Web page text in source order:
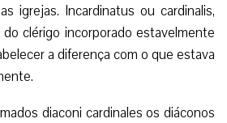
igrejas. Incardinatus ou cardinalis,
clérigo incorporado estavelmente
a diferença com o que estava
diaconi cardinales os diáconos